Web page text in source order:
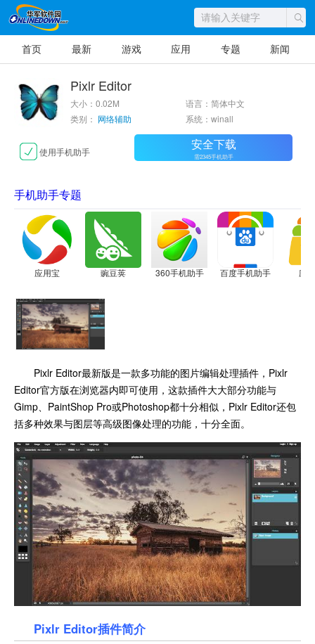
首页 最新 游戏 应用 专题 新闻
Pixlr Editor
大小：0.02M
语言：简体中文
类别： 网络辅助 系统：winall
使用手机助手 安全下载
需2345手机助手
手机助手专题
应用宝 豌豆荚 360手机助手 百度手机助手 应
Pixlr Editor最新版是一款多功能的图片编辑处理插件，Pixlr
Editor官方版在浏览器内即可使用，这款插件大大部分功能与
Gimp、PaintShop Pro或Photoshop都十分相似，Pixlr Editor还包
括多种效果与图层等高级图像处理的功能，十分全面。
Pixlr Editor插件简介